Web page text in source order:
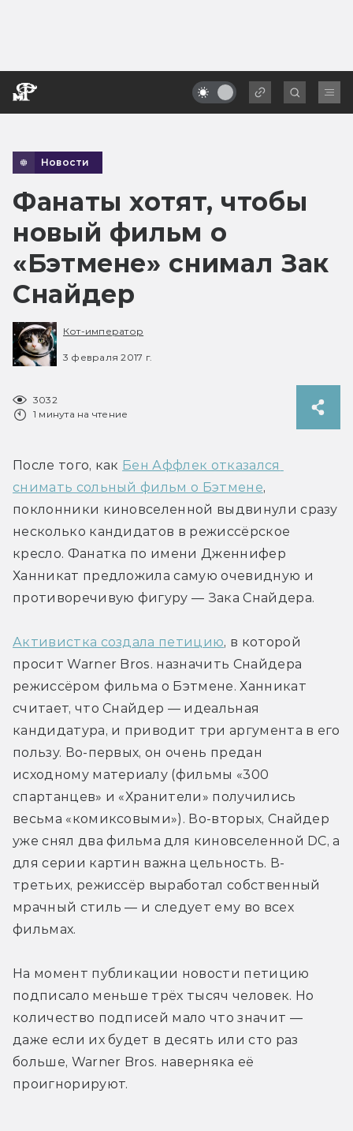
Новости
Фанаты хотят, чтобы
новый фильм о
«Бэтмене» снимал Зак
Снайдер
Кот-император
3 февраля 2017 г.
3032
1 минута на чтение
После того, как Бен Аффлек отказался
снимать сольный фильм о Бэтмене,
поклонники киновселенной выдвинули сразу
несколько кандидатов в режиссёрское
кресло. Фанатка по имени Дженнифер
Ханникат предложила самую очевидную и
противоречивую фигуру — Зака Снайдера.
Активистка создала петицию, в которой
просит Warner Bros. назначить Снайдера
режиссёром фильма о Бэтмене. Ханникат
считает, что Снайдер — идеальная
кандидатура, и приводит три аргумента в его
пользу. Во-первых, он очень предан
исходному материалу (фильмы «300
спартанцев» и «Хранители» получились
весьма «комиксовыми»). Во-вторых, Снайдер
уже снял два фильма для киновселенной DC, а
для серии картин важна цельность. В-
третьих, режиссёр выработал собственный
мрачный стиль — и следует ему во всех
фильмах.
На момент публикации новости петицию
подписало меньше трёх тысяч человек. Но
количество подписей мало что значит —
даже если их будет в десять или сто раз
больше, Warner Bros. наверняка её
проигнорируют.